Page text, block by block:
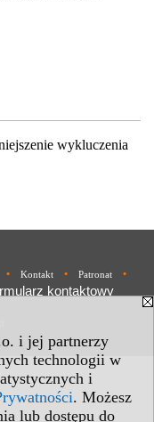
i jej partnerzy
technologii w
i
. Możesz
lub dostępu do
wykluczenia
• Kontakt • Patronat •
kontaktowy